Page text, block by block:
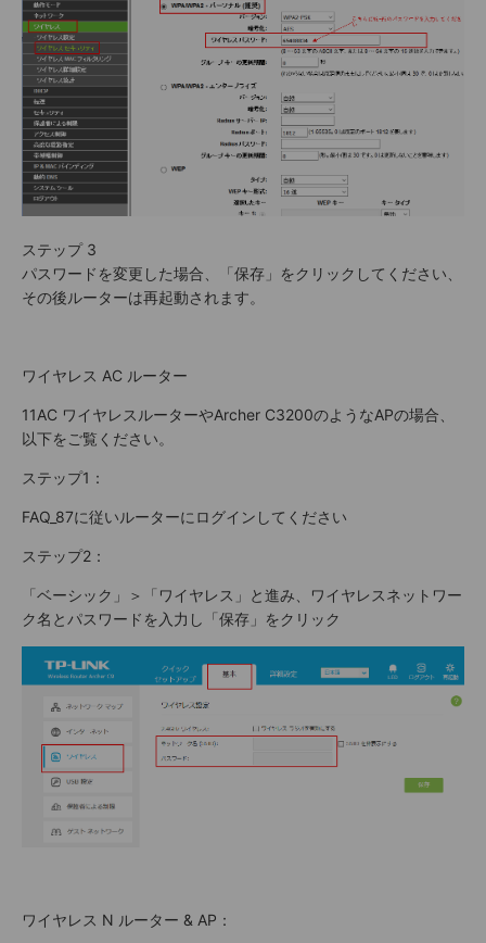
ステップ 3
パスワードを変更した場合、「保存」をクリックしてください、
その後ルーターは再起動されます。
ワイヤレス AC ルーター
11AC ワイヤレスルーターやArcher C3200のようなAPの場合、
以下をご覧ください。
ステップ1：
FAQ_87に従いルーターにログインしてください
ステップ2：
「ベーシック」＞「ワイヤレス」と進み、ワイヤレスネットワー
ク名とパスワードを入力し「保存」をクリック
ワイヤレス N ルーター & AP：